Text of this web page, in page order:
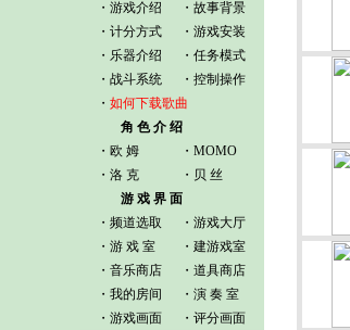
・ 游戏介绍 ・ 故事背景
・计分方式
・ 游戏安装
・ 乐器介绍 ・ 任务模式
・ 战斗系统 ・ 控制操作
・ 如何下载歌曲
角 色 介 绍
・ 欧 姆 ・ MOMO
・ 洛 克 ・ 贝 丝
游 戏 界 面
・ 频道选取 ・ 游戏大厅
・ 游 戏 室 ・ 建游戏室
・ 音乐商店 ・ 道具商店
・ 我的房间 ・ 演 奏 室
・ 游戏画面 ・ 评分画面